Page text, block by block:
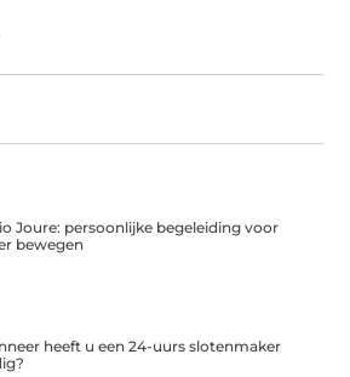
Joure: persoonlijke begeleiding voor
bewegen
heeft u een 24-uurs slotenmaker